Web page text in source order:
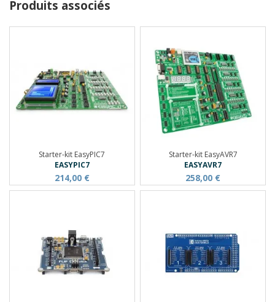
Produits associés
Starter-kit EasyPIC7
EASYPIC7
214,00 €
Starter-kit EasyAVR7
EASYAVR7
258,00 €